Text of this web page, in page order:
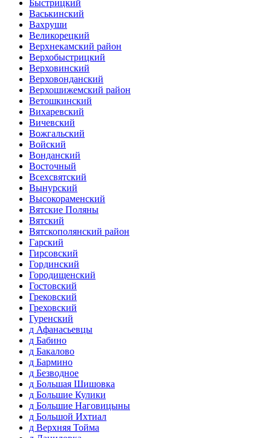
Быстрицкий
Васькинский
Вахруши
Великорецкий
Верхнекамский район
Верхобыстрицкий
Верховинский
Верховонданский
Верхошижемский район
Ветошкинский
Вихаревский
Вичевский
Вожгальский
Войский
Вонданский
Восточный
Всехсвятский
Вынурский
Высокораменский
Вятские Поляны
Вятский
Вятскополянский район
Гарский
Гирсовский
Гординский
Городищенский
Гостовский
Грековский
Греховский
Гуренский
д Афанасьевцы
д Бабино
д Бакалово
д Бармино
д Безводное
д Большая Шишовка
д Большие Кулики
д Большие Наговицыны
д Большой Ихтиал
д Верхняя Тойма